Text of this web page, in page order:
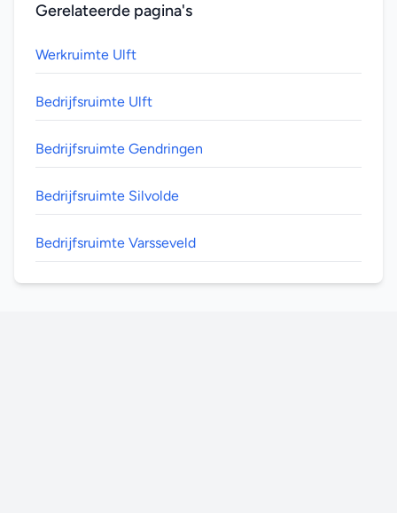
Gerelateerde pagina's
Werkruimte Ulft
Bedrijfsruimte Ulft
Bedrijfsruimte Gendringen
Bedrijfsruimte Silvolde
Bedrijfsruimte Varsseveld